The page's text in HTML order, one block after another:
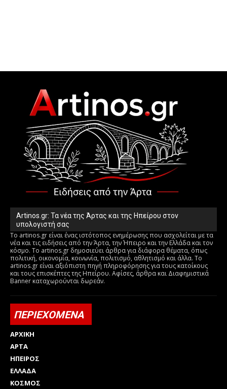
Artinos.gr: Τα νέα της Άρτας και της Ηπείρου στον
υπολογιστή σας
Το artinos.gr είναι ένας ιστότοπος ενημέρωσης που ασχολείται με τα
νέα και τις ειδήσεις από την Άρτα, την Ήπειρο και την Ελλάδα και τον
κόσμο. Το artinos.gr δημοσιεύει άρθρα για διάφορα θέματα, όπως
πολιτική, οικονομία, κοινωνία, πολιτισμό, αθλητισμό και άλλα. Το
artinos.gr είναι αξιόπιστη πηγή πληροφόρησης για τους κατοίκους
και τους επισκέπτες της Ηπείρου. Αφίσες, άρθρα και Διαφημιστικά
Banner καταχωρούνται δωρεάν.
ΠΕΡΙΕΧΟΜΕΝΑ
ΑΡΧΙΚΗ
ΑΡΤΑ
ΗΠΕΙΡΟΣ
ΕΛΛΑΔΑ
ΚΟΣΜΟΣ